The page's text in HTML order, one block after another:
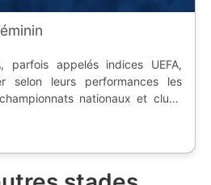
parfois appelés indices UEFA,
selon leurs performances les
nationaux et clubs